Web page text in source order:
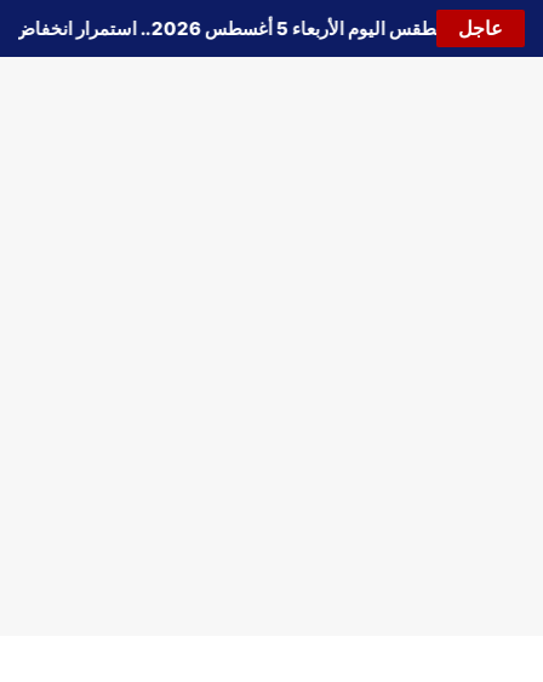
عاجل🔵 حالة الطقس اليوم الأربعاء 5 أغسطس 2026.. استمرار انخفاض الحرارة وتحذيرات من الشبورة واضطراب الملاحة